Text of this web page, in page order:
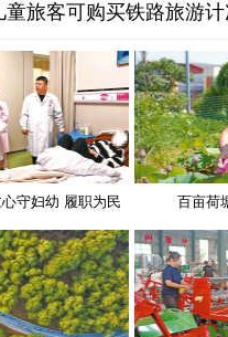
童旅客可购买铁路旅游
守妇幼 履职为民 百亩荷